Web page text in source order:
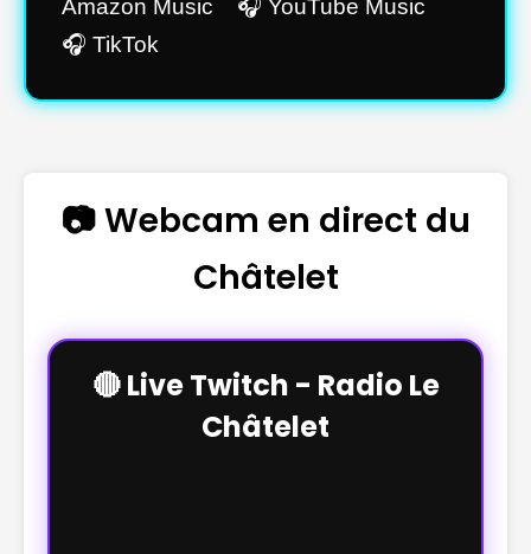
Amazon Music 🎧 YouTube Music
🎧 TikTok
📷 Webcam en direct du
Châtelet
🔴 Live Twitch - Radio Le
Châtelet